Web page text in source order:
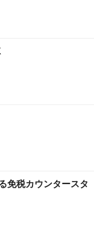
免税カウンタースタ